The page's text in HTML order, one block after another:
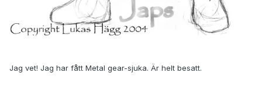
Jag vet! Jag har fått Metal gear-sjuka. Är helt besatt.